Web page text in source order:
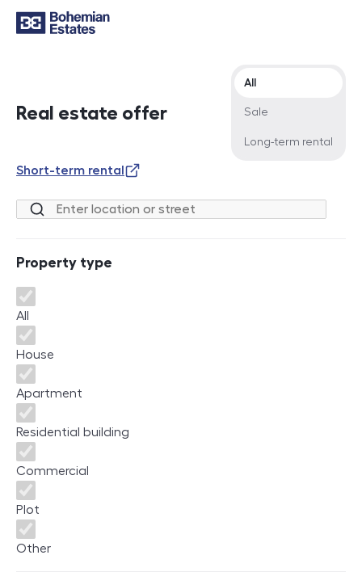
Real estate offer
Offer type
All
Sale
Long-term rental
Short-term rental
Location or street
Property type
Property type
All
House
Apartment
Residential building
Commercial
Plot
Other